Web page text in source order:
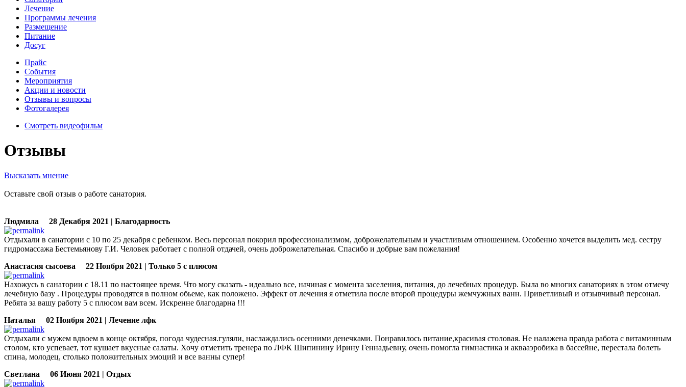
Лечение
Программы лечения
Размещение
Питание
Досуг
Прайс
События
Мероприятия
Акции и новости
Отзывы и вопросы
Фотогалерея
Смотреть видеофильм
Отзывы
Высказать мнение
Оставьте свой отзыв о работе санатория.
Людмила 28 Декабря 2021 | Благодарность
Отдыхали в санатории с 10 по 25 декабря с ребенком. Весь персонал покорил профессионализмом, доброжелательным и участливым отношением. Особенно хочется выделить мед. сестру
гидромассажа Бестемьянову Г.И. Человек работает с полной отдачей, очень доброжелательная. Спасибо и добрые вам пожелания!
Анастасия сысоева
22 Ноября 2021 | Только 5 с плюсом
Нахожусь в санатории с 18.11 по настоящее время. Что могу сказать - идеально все, начиная с момента заселения, питания, до лечебных процедур. Была во многих санаториях в этом отмечу
лечебную базу . Процедуры проводятся в полном обьеме, как положено. Эффект от лечения я отметила после второй процедуры жемчужных ванн. Приветливый и отзывчивый персонал.
Ребята за вашу работу 5 с плюсом вам всем. Искренне благодарна !!!
Наталья
02 Ноября 2021 | Лечение лфк
Отдыхали с мужем вдвоем в конце октября, погода чудесная.гуляли, наслаждались осенними денечками. Понравилось питание,красивая столовая. Не налажена правда работа с витаминным
столом, кто успевает, тот кушает вкусные салаты. Хочу отметить тренера по ЛФК Шипинину Ирину Геннадьевну, очень помогла гимнастика и аквааэробика в бассейне, перестала болеть
спина, молодец, столько положительных эмоций и все ванны супер!
Светлана
06 Июня 2021 | Отдых